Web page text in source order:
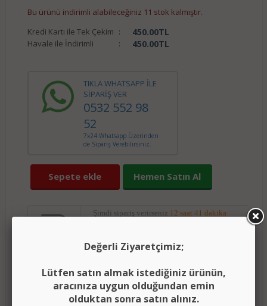
Bu ürünü indirimli alabileceğiniz 11 stok kalmıştır.
Kredi Kartı ile Tek Çekim : 450.00TL
Havale ile İndirimli : 450.00TL
TIKLA WHATSAPP İLE
SİPARİŞ VER
0532 552 98
52
7x24 Whatsapp Üzerinden
de Sipariş Verebilirsiniz.
Sepete ekle Hemen Satın Al
Şimdi sipariş verirseniz 12 saat 41 dakika
Ürünü karşılaştırma listeme ekle(Karşılaştır)
Değerli Ziyaretçimiz;
Lütfen satın almak istediğiniz ürünün,
aracınıza uygun olduğundan emin
olduktan sonra satın alınız.